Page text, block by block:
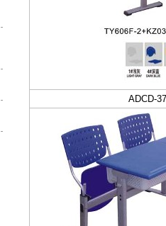
ADCD-